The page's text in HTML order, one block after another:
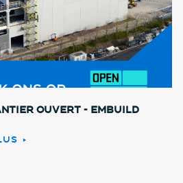
ouvert - Embuild